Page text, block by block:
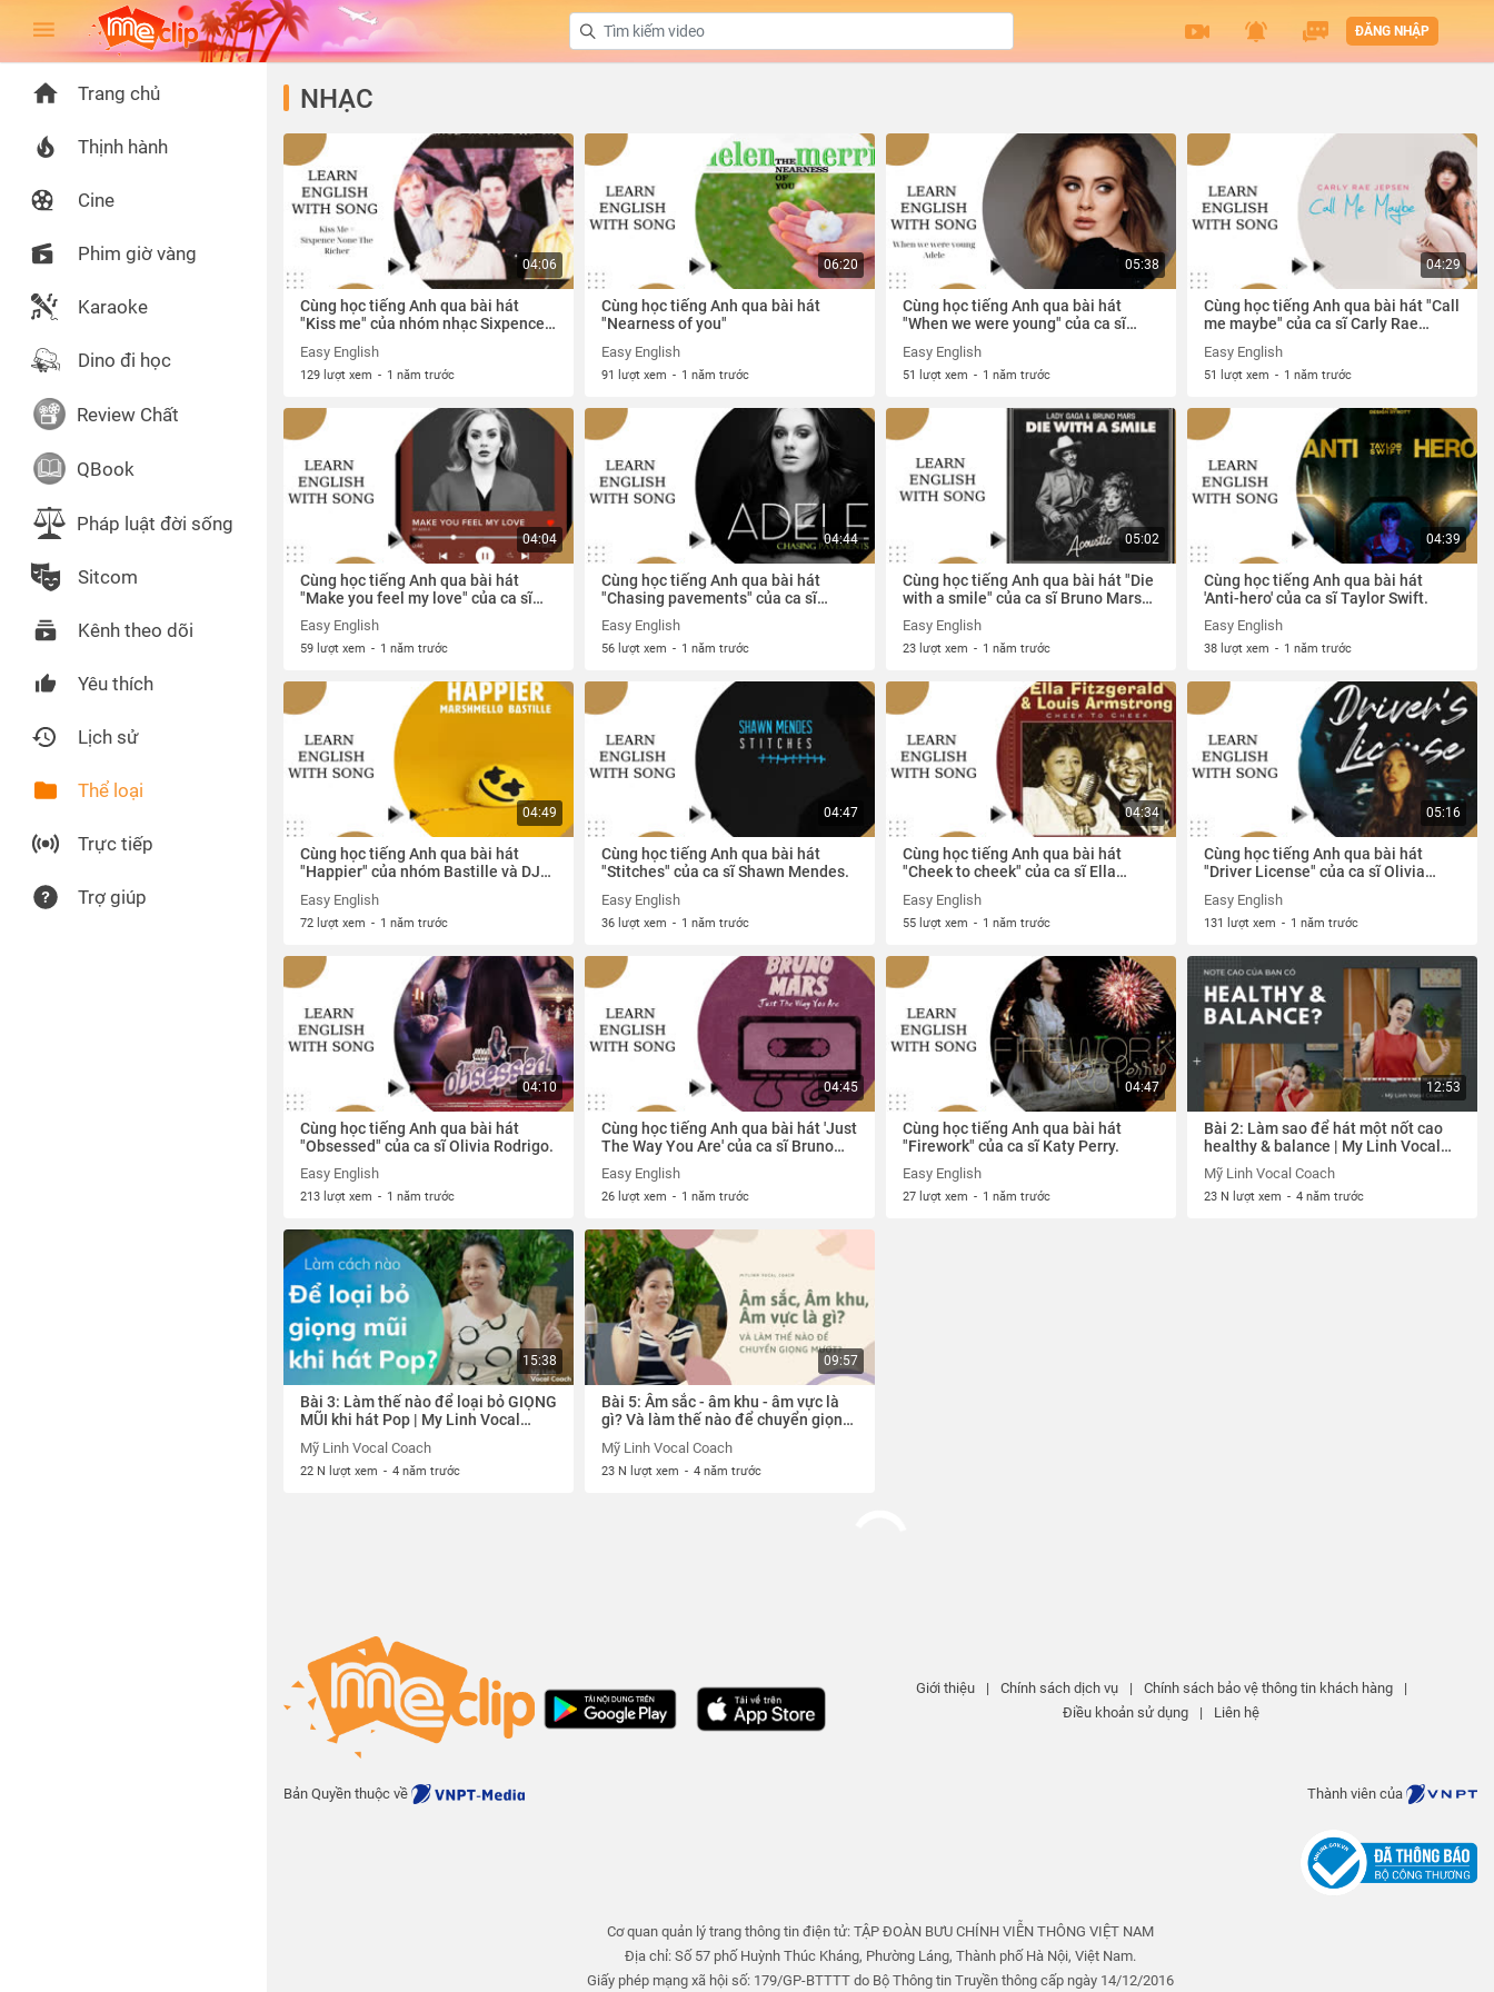
Trang chủ
Thịnh hành
Cine
Phim giờ vàng
Karaoke
Dino đi học
Review Chất
QBook
Pháp luật đời sống
Sitcom
Kênh theo dõi
Yêu thích
Lịch sử
Thể loại
Trực tiếp
Trợ giúp
ĐĂNG NHẬP
NHẠC
04:06
Cùng học tiếng Anh qua bài hát
"Kiss me" của nhóm nhạc Sixpence
Easy English
129 lượt xem - 1 năm trước
06:20
Cùng học tiếng Anh qua bài hát
"Nearness of you"
Easy English
91 lượt xem - 1 năm trước
05:38
Cùng học tiếng Anh qua bài hát
"When we were young" của ca sĩ
Easy English
51 lượt xem - 1 năm trước
04:29
Cùng học tiếng Anh qua bài hát "Call
me maybe" của ca sĩ Carly Rae
Easy English
51 lượt xem - 1 năm trước
04:04
Cùng học tiếng Anh qua bài hát
"Make you feel my love" của ca sĩ
Easy English
59 lượt xem - 1 năm trước
04:44
Cùng học tiếng Anh qua bài hát
"Chasing pavements" của ca sĩ
Easy English
56 lượt xem - 1 năm trước
05:02
Cùng học tiếng Anh qua bài hát "Die
with a smile" của ca sĩ Bruno Mars
và Lady Gaga..
Easy English
23 lượt xem - 1 năm trước
04:39
Cùng học tiếng Anh qua bài hát
'Anti-hero' của ca sĩ Taylor Swift.
Easy English
38 lượt xem - 1 năm trước
04:49
Cùng học tiếng Anh qua bài hát
"Happier" của nhóm Bastille và DJ
Easy English
72 lượt xem - 1 năm trước
04:47
Cùng học tiếng Anh qua bài hát
"Stitches" của ca sĩ Shawn Mendes.
Easy English
36 lượt xem - 1 năm trước
04:34
Cùng học tiếng Anh qua bài hát
"Cheek to cheek" của ca sĩ Ella
Easy English
55 lượt xem - 1 năm trước
05:16
Cùng học tiếng Anh qua bài hát
"Driver License" của ca sĩ Olivia
Easy English
131 lượt xem - 1 năm trước
04:10
Cùng học tiếng Anh qua bài hát
"Obsessed" của ca sĩ Olivia Rodrigo.
Easy English
213 lượt xem - 1 năm trước
04:45
Cùng học tiếng Anh qua bài hát 'Just
The Way You Are' của ca sĩ Bruno
Easy English
26 lượt xem - 1 năm trước
04:47
Cùng học tiếng Anh qua bài hát
"Firework" của ca sĩ Katy Perry.
Easy English
27 lượt xem - 1 năm trước
12:53
Bài 2: Làm sao để hát một nốt cao
healthy & balance | My Linh Vocal
Coach
Mỹ Linh Vocal Coach
23 N lượt xem - 4 năm trước
15:38
Bài 3: Làm thế nào để loại bỏ GIỌNG
MŨI khi hát Pop | My Linh Vocal
Coach
Mỹ Linh Vocal Coach
22 N lượt xem - 4 năm trước
09:57
Bài 5: Âm sắc - âm khu - âm vực là
gì? Và làm thế nào để chuyển giọng
mượt | My Linh Vocal Coach
Mỹ Linh Vocal Coach
23 N lượt xem - 4 năm trước
Giới thiệu | Chính sách dịch vụ | Chính sách bảo vệ thông tin khách hàng
|
Điều khoản sử dụng
| Liên hệ
Bản Quyền thuộc về Thành viên của
Cơ quan quản lý trang thông tin điện tử: TẬP ĐOÀN BƯU CHÍNH VIỄN THÔNG VIỆT NAM
Địa chỉ: Số 57 phố Huỳnh Thúc Kháng, Phường Láng, Thành phố Hà Nội, Việt Nam.
Giấy phép mạng xã hội số: 179/GP-BTTTT do Bộ Thông tin Truyền thông cấp ngày 14/12/2016